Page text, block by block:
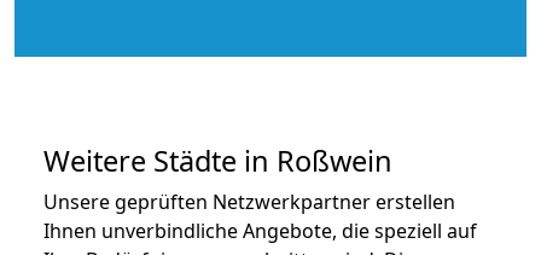
Weitere Städte in Roßwein
Unsere geprüften Netzwerkpartner erstellen
Ihnen unverbindliche Angebote, die speziell auf